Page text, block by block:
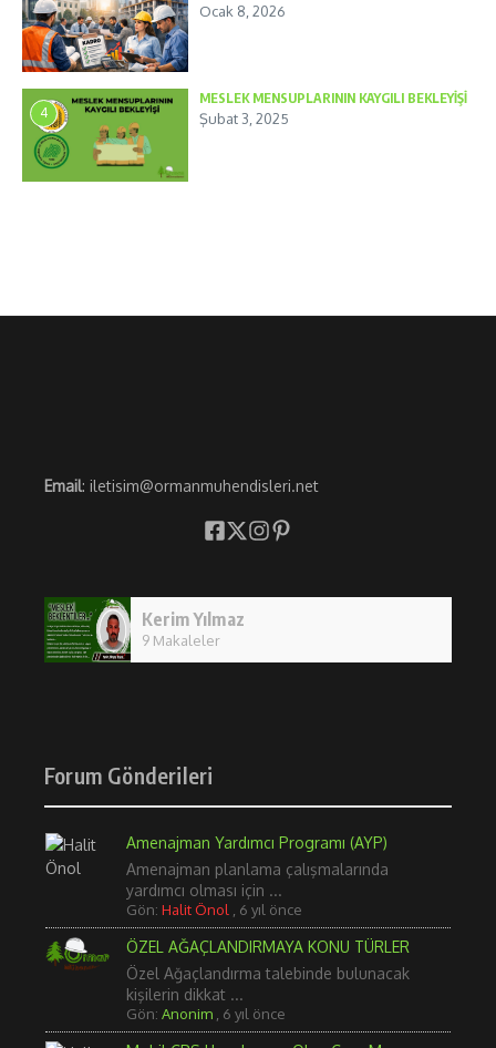
Ocak 8, 2026
4
MESLEK MENSUPLARININ KAYGILI BEKLEYİŞİ
Şubat 3, 2025
Email: iletisim@ormanmuhendisleri.net
Kerim Yılmaz
9 Makaleler
Forum Gönderileri
Amenajman Yardımcı Programı (AYP)
Amenajman planlama çalışmalarında
yardımcı olması için ...
Gön:Halit Önol 6 yıl önce
ÖZEL AĞAÇLANDIRMAYA KONU TÜRLER
Özel Ağaçlandırma talebinde bulunacak
kişilerin dikkat ...
Gön:Anonim 6 yıl önce